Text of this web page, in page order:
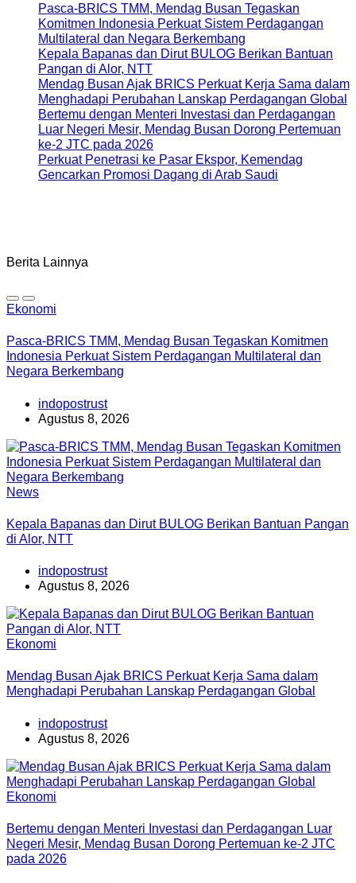
Pasca-BRICS TMM, Mendag Busan Tegaskan
Komitmen Indonesia Perkuat Sistem Perdagangan
Multilateral dan Negara Berkembang
Kepala Bapanas dan Dirut BULOG Berikan Bantuan
Pangan di Alor, NTT
Mendag Busan Ajak BRICS Perkuat Kerja Sama dalam
Menghadapi Perubahan Lanskap Perdagangan Global
Bertemu dengan Menteri Investasi dan Perdagangan
Luar Negeri Mesir, Mendag Busan Dorong Pertemuan
ke-2 JTC pada 2026
Perkuat Penetrasi ke Pasar Ekspor, Kemendag
Gencarkan Promosi Dagang di Arab Saudi
Berita Lainnya
Ekonomi
Pasca-BRICS TMM, Mendag Busan Tegaskan Komitmen
Indonesia Perkuat Sistem Perdagangan Multilateral dan
Negara Berkembang
indopostrust
Agustus 8, 2026
News
Kepala Bapanas dan Dirut BULOG Berikan Bantuan Pangan
di Alor, NTT
indopostrust
Agustus 8, 2026
Ekonomi
Mendag Busan Ajak BRICS Perkuat Kerja Sama dalam
Menghadapi Perubahan Lanskap Perdagangan Global
indopostrust
Agustus 8, 2026
Ekonomi
Bertemu dengan Menteri Investasi dan Perdagangan Luar
Negeri Mesir, Mendag Busan Dorong Pertemuan ke-2 JTC
pada 2026